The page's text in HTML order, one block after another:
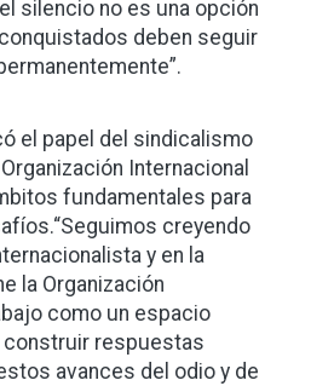
silencio no es una opción
deben seguir
el papel del sindicalismo
Internacional
fundamentales para
creyendo
y en la
la Organización
como un espacio
respuestas
avances del odio y de